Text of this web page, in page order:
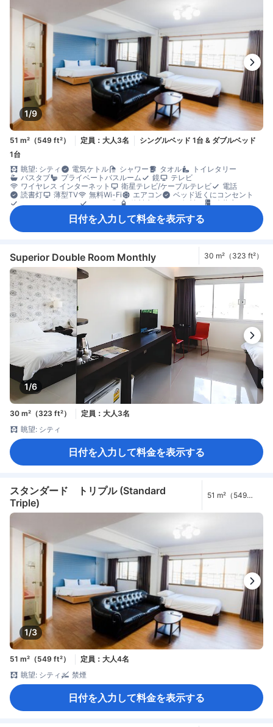
1/9
51 m²（549 ft²） 定員：大人3名
シングルベッド 1台 & ダブルベッド
1台
眺望: シティ
電気ケトル シャワー タオル
トイレタリー
バスタブ
プライベートバスルーム 鏡
テレビ
ワイヤレス インターネット
衛星テレビ/ケーブルテレビ
電話
読書灯
薄型TV 無料Wi-Fi エアコン
ベッド近くにコンセント
リネン類 飲料水ボトル（無料）
冷蔵庫
エレベーター利用
安全/セキュリティ対策 煙感知器
日付を入力して料金を表示する
Superior Double Room Monthly 30 m²（323 ft²）
1/6
30 m²（323 ft²）
定員：大人3名
眺望: シティ
日付を入力して料金を表示する
スタンダード トリプル (Standard
Triple)
51 m²（549
1/3
51 m²（549 ft²）
定員：大人4名
眺望: シティ
禁煙
日付を入力して料金を表示する